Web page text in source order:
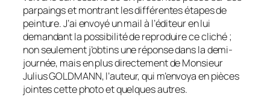
parpaings et montrant les différentes étapes de
peinture. J’ai envoyé un mail à l’éditeur en lui
demandant la possibilité de reproduire ce cliché ;
non seulement j’obtins une réponse dans la demi-
journée, mais en plus directement de Monsieur
Julius GOLDMANN, l’auteur, qui m’envoya en pièces
jointes cette photo et quelques autres.